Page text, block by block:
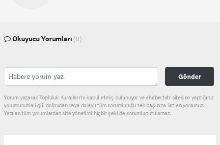
Okuyucu Yorumları (0)
Gönder
Yorum yazarak Topluluk Kuralları’nı kabul etmiş bulunuyor ve ehaber.tv.tr sitesine yaptığınız
yorumunuzla ilgili doğrudan veya dolaylı tüm sorumluluğu tek başınıza üstleniyorsunuz.
Yazılan tüm yorumlardan site yönetimi hiçbir şekilde sorumlu tutulamaz.